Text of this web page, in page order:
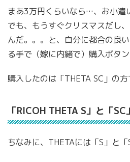
まあ3万円くらいなら…、お小遣
でも、もうすぐクリスマスだし
んだ。。。と、自分に都合の良
る手で（嫁に内緒で）購入ボタン
購入したのは「THETA SC」の方
「RICOH THETA S」と「SC
ちなみに、THETAには「S」と「